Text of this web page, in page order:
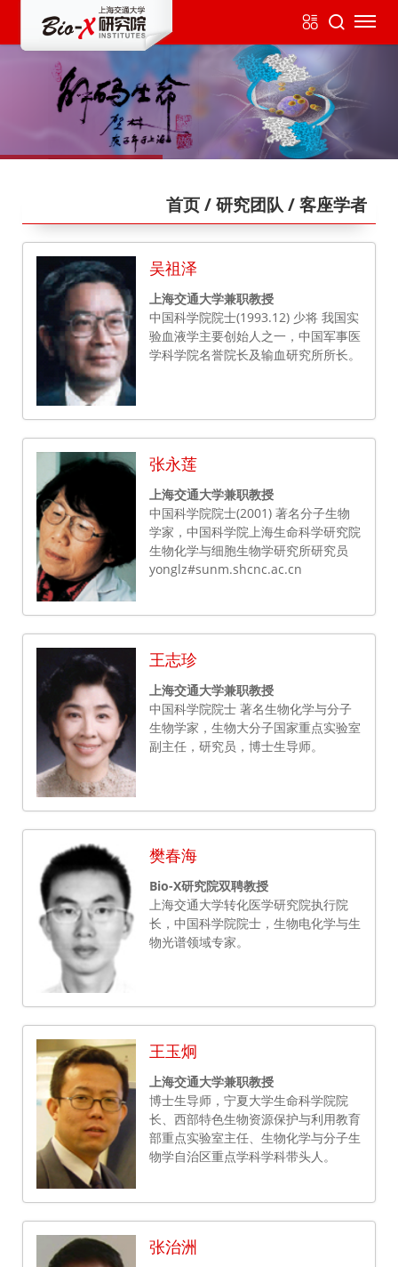
首页/ 研究团队/ 客座学者
吴祖泽
上海交通大学兼职教授
中国科学院院士(1993.12) 少将 我国实
验血液学主要创始人之一，中国军事医
学科学院名誉院长及输血研究所所长。
张永莲
上海交通大学兼职教授
中国科学院院士(2001) 著名分子生物
学家，中国科学院上海生命科学研究院
生物化学与细胞生物学研究所研究员
yonglz#sunm.shcnc.ac.cn
王志珍
上海交通大学兼职教授
中国科学院院士 著名生物化学与分子
生物学家，生物大分子国家重点实验室
副主任，研究员，博士生导师。
樊春海
Bio-X研究院双聘教授
上海交通大学转化医学研究院执行院
长，中国科学院院士，生物电化学与生
物光谱领域专家。
王玉炯
上海交通大学兼职教授
博士生导师，宁夏大学生命科学院院
长、西部特色生物资源保护与利用教育
部重点实验室主任、生物化学与分子生
物学自治区重点学科学科带头人。
张治洲